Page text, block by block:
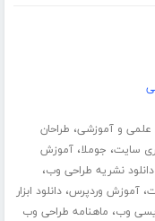
علمی و آموزشی، طراحان
سایت، جوملا،آموزش
دانلود نشریه طراحی وب،
،آموزش وردپرس،دانلود ابزار
وب، ماهنامه طراحی وب